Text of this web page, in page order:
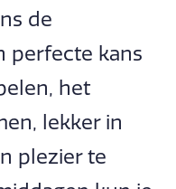
de
perfecte kans
het
lekker in
plezier te